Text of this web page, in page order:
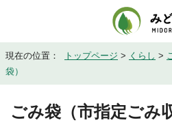
現在の位置： トップページ > くらし >
袋）
ごみ袋（市指定ごみ